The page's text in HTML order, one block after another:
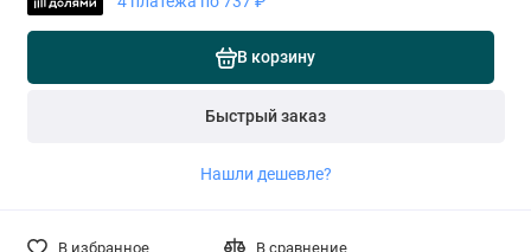
В корзину
Быстрый заказ
Нашли дешевле?
В избранное В сравнение